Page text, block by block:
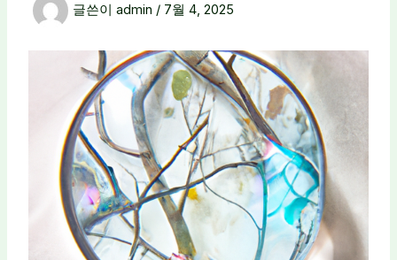
글쓴이 admin / 7월 4, 2025